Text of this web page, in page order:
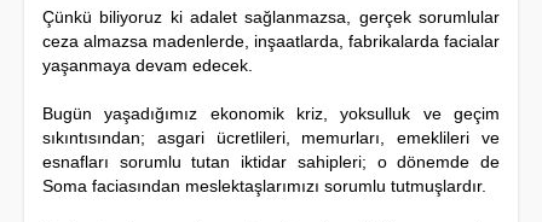
Çünkü biliyoruz ki adalet sağlanmazsa, gerçek sorumlular
ceza almazsa madenlerde, inşaatlarda, fabrikalarda facialar
yaşanmaya devam edecek.
Bugün yaşadığımız ekonomik kriz, yoksulluk ve geçim
sıkıntısından; asgari ücretlileri, memurları, emeklileri ve
esnafları sorumlu tutan iktidar sahipleri; o dönemde de
Soma faciasından meslektaşlarımızı sorumlu tutmuşlardır.